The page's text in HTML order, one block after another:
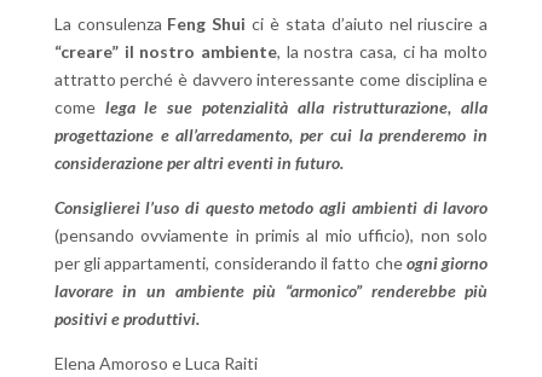
La consulenza Feng Shui ci è stata d’aiuto nel riuscire a
“creare” il nostro ambiente, la nostra casa, ci ha molto
attratto perché è davvero interessante come disciplina e
come lega le sue potenzialità alla ristrutturazione, alla
progettazione e all’arredamento, per cui la prenderemo in
considerazione per altri eventi in futuro.
Consiglierei l’uso di questo metodo agli ambienti di lavoro
(pensando ovviamente in primis al mio ufficio), non solo
per gli appartamenti, considerando il fatto cheogni giorno
lavorare in un ambiente più “armonico” renderebbe più
positivi e produttivi.
Elena Amoroso e Luca Raiti